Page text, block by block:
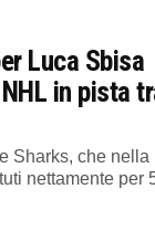
Luca Sbisa
in pista
Sharks, che nella
nettamente per